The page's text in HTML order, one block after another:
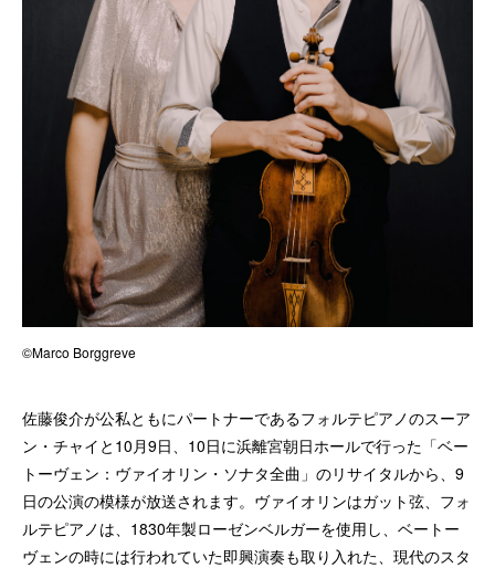
©Marco Borggreve
佐藤俊介が公私ともにパートナーであるフォルテピアノのスーア
ン・チャイと10月9日、10日に浜離宮朝日ホールで行った「ベー
トーヴェン：ヴァイオリン・ソナタ全曲」のリサイタルから、9
日の公演の模様が放送されます。ヴァイオリンはガット弦、フォ
ルテピアノは、1830年製ローゼンベルガーを使用し、ベートー
ヴェンの時には行われていた即興演奏も取り入れた、現代のスタ